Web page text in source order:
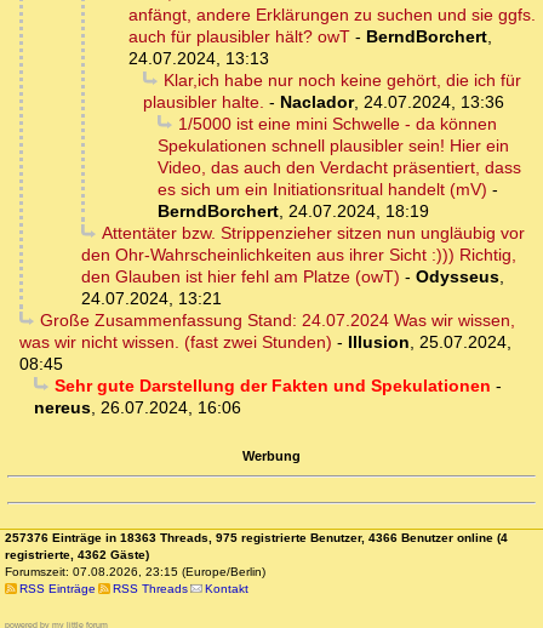
anfängt, andere Erklärungen zu suchen und sie ggfs.
auch für plausibler hält? owT - BerndBorchert,
24.07.2024, 13:13
Klar,ich habe nur noch keine gehört, die ich für
plausibler halte. - Naclador, 24.07.2024, 13:36
1/5000 ist eine mini Schwelle - da können
Spekulationen schnell plausibler sein! Hier ein
Video, das auch den Verdacht präsentiert, dass
es sich um ein Initiationsritual handelt (mV) -
BerndBorchert, 24.07.2024, 18:19
Attentäter bzw. Strippenzieher sitzen nun ungläubig vor
den Ohr-Wahrscheinlichkeiten aus ihrer Sicht :))) Richtig,
den Glauben ist hier fehl am Platze (owT) - Odysseus,
24.07.2024, 13:21
Große Zusammenfassung Stand: 24.07.2024 Was wir wissen,
was wir nicht wissen. (fast zwei Stunden) - Illusion, 25.07.2024,
08:45
Sehr gute Darstellung der Fakten und Spekulationen -
nereus, 26.07.2024, 16:06
Werbung
257376 Einträge in 18363 Threads, 975 registrierte Benutzer, 4366 Benutzer online (4
registrierte, 4362 Gäste)
Forumszeit: 07.08.2026, 23:15 (Europe/Berlin)
RSS Einträge
RSS Threads Kontakt
powered by my little forum